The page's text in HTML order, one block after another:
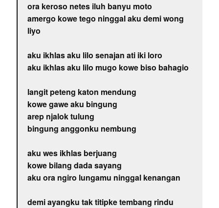
ora keroso netes iluh banyu moto
amergo kowe tego ninggal aku demi wong
liyo
aku ikhlas aku lilo senajan ati iki loro
aku ikhlas aku lilo mugo kowe biso bahagio
langit peteng katon mendung
kowe gawe aku bingung
arep njalok tulung
bingung anggonku nembung
aku wes ikhlas berjuang
kowe bilang dada sayang
aku ora ngiro lungamu ninggal kenangan
demi ayangku tak titipke tembang rindu